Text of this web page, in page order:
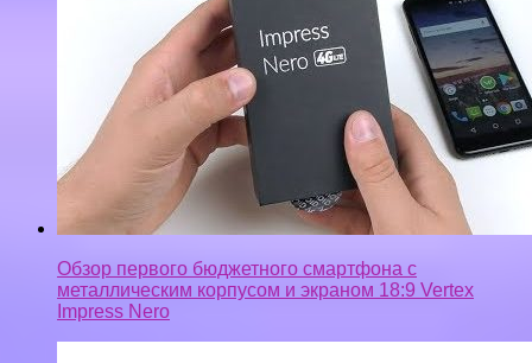
Обзор первого бюджетного смартфона с
металлическим корпусом и экраном 18:9 Vertex
Impress Nero